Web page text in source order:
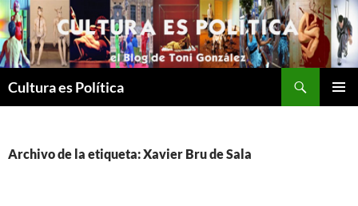
Saltar
al
contenido
Cultura es Política
Archivo de la etiqueta: Xavier Bru de Sala